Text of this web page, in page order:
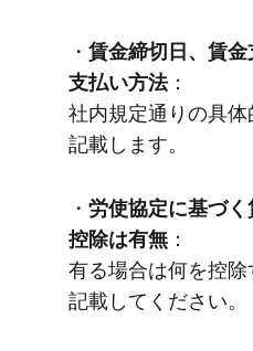
・ 賃金締切日、​賃
支払い​方​法：
社内規定通りの​具
記載します。
・ 労使協定に​基づ
控除は​有無 ：
有る​場合は​何を​控除
記載してください。